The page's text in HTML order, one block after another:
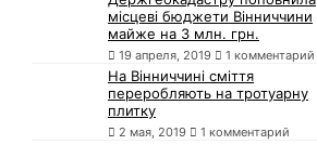
місцеві бюджети Вінниччини
майже на 3 млн. грн.
19 апреля, 2019 1 комментарий
На Вінниччині сміття
переробляють на тротуарну
плитку
2 мая, 2019 1 комментарий